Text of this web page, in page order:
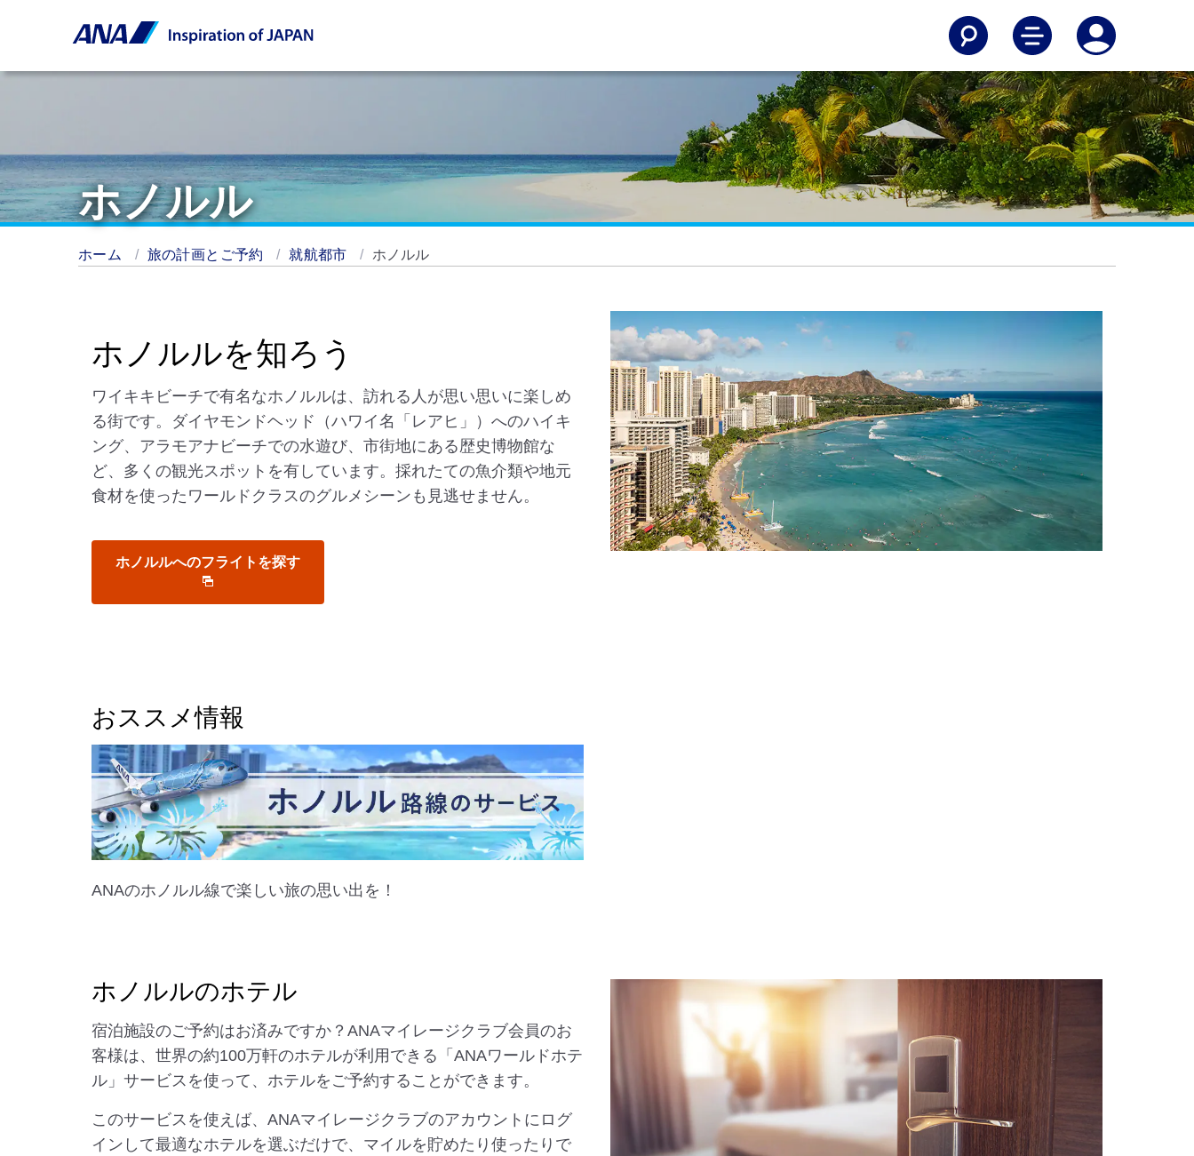
ホノルル
ホーム 旅の計画とご予約 就航都市 ホノルル
ホノルルを知ろう
ワイキキビーチで有名なホノルルは、訪れる人が思い思いに楽しめ
る街です。ダイヤモンドヘッド（ハワイ名「レアヒ」）へのハイキ
ング、アラモアナビーチでの水遊び、市街地にある歴史博物館な
ど、多くの観光スポットを有しています。採れたての魚介類や地元
食材を使ったワールドクラスのグルメシーンも見逃せません。
ホノルルへのフライトを探す
おススメ情報
ANAのホノルル線で楽しい旅の思い出を！
ホノルルのホテル
宿泊施設のご予約はお済みですか？ANAマイレージクラブ会員のお
客様は、世界の約100万軒のホテルが利用できる「ANAワールドホテ
ル」サービスを使って、ホテルをご予約することができます。
このサービスを使えば、ANAマイレージクラブのアカウントにログ
インして最適なホテルを選ぶだけで、マイルを貯めたり使ったりで